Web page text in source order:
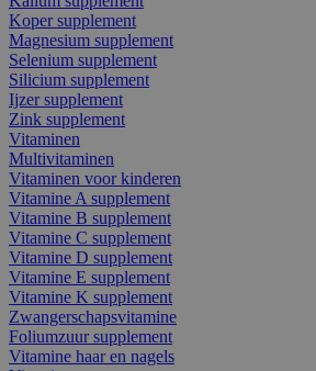
Koper supplement
Magnesium supplement
Selenium supplement
Silicium supplement
Ijzer supplement
Zink supplement
Vitaminen
Multivitaminen
Vitaminen voor kinderen
Vitamine A supplement
Vitamine B supplement
Vitamine C supplement
Vitamine D supplement
Vitamine E supplement
Vitamine K supplement
Zwangerschapsvitamine
Foliumzuur supplement
Vitamine haar en nagels